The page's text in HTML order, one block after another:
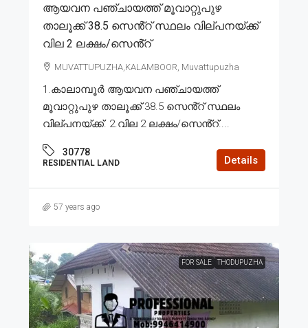
ആയവന പഞ്ചായത്ത് മൂവാറ്റുപുഴ
താലൂക്ക് 38.5 സെൻ്റ് സ്ഥലം വില്പനയ്ക്ക്
വില 2 ലക്ഷം/സെൻ്റ്
MUVATTUPUZHA,KALAMBOOR, Muvattupuzha
1.കാലാമ്പൂർ ആയവന പഞ്ചായത്ത്
മൂവാറ്റുപുഴ താലൂക്ക് 38.5 സെൻ്റ് സ്ഥലം
വില്പനയ്ക്ക്. 2.വില 2 ലക്ഷം/സെൻ്റ്....
30778
RESIDENTIAL LAND Details
57 years ago
FOR SALE THODUPUZHA